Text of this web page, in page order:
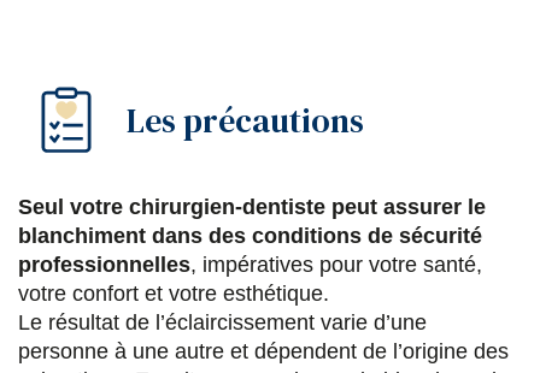
Les précautions
Seul votre chirurgien-dentiste peut assurer le
blanchiment dans des conditions de sécurité
professionnelles, impératives pour votre santé,
votre confort et votre esthétique.
Le résultat de l’éclaircissement varie d’une
personne à une autre et dépendent de l’origine des